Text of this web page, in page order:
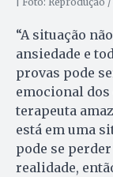
“A situação
ansiedade e
provas pode
emocional dos
terapeuta
está em uma
pode se
realidade,